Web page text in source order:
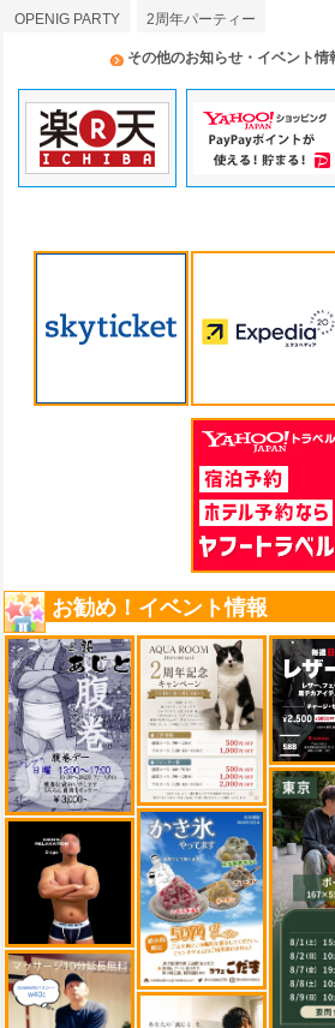
OPENIG PARTY 2周年パーティー
その他のお知らせ・イベント
お勧め！イベント情報